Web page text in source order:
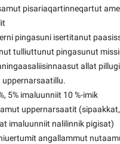
pisariaqartinneqartut
pingasuni isertitanut
tulliuttunut pingasunut
allat
5% imaluunniit 10 %-imik
uppernarsaatit (sipaakkat,
imaluunniit nalilinnik pigisat)
angallammut